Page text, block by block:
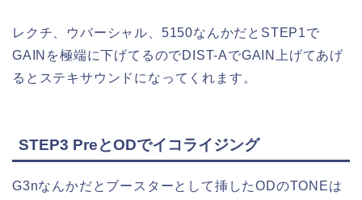
レクチ、ウバーシャル、5150なんかだとSTEP1で
GAINを極端に下げてるのでDIST-AでGAIN上げてあげ
るとステキサウンドになってくれます。
STEP3 PreとODでイコライジング
G3nなんかだとブースターとして挿したODのTONEは